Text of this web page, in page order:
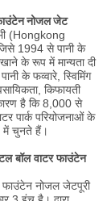
नोजल जेट
(Hongkong
1994 से पानी के
के रूप में मान्यता दी
के फव्वारे, स्विमिंग
किफायती
है कि 8,000 से
पार्क परियोजनाओं के
में चुनते हैं।
बॉल वाटर फाउंटेन
फाउंटेन नोजल जेटपूरी